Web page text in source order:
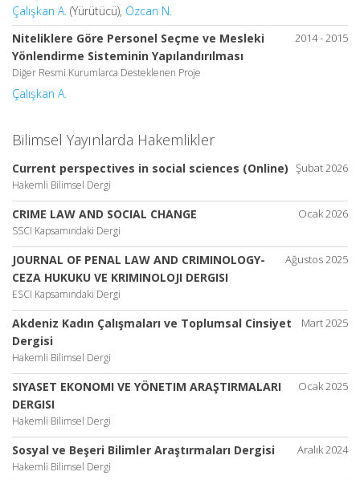
Çalışkan A. (Yürütücü), Özcan N.
2014 - 2015
Niteliklere Göre Personel Seçme ve Mesleki
Yönlendirme Sisteminin Yapılandırılması
Diğer Resmi Kurumlarca Desteklenen Proje
Çalışkan A.
Bilimsel Yayınlarda Hakemlikler
Şubat 2026
Current perspectives in social sciences (Online)
Hakemli Bilimsel Dergi
Ocak 2026
CRIME LAW AND SOCIAL CHANGE
SSCI Kapsamındaki Dergi
Ağustos 2025
JOURNAL OF PENAL LAW AND CRIMINOLOGY-
CEZA HUKUKU VE KRIMINOLOJI DERGISI
ESCI Kapsamındaki Dergi
Mart 2025
Akdeniz Kadın Çalışmaları ve Toplumsal Cinsiyet
Dergisi
Hakemli Bilimsel Dergi
Ocak 2025
SIYASET EKONOMI VE YÖNETIM ARAŞTIRMALARI
DERGISI
Hakemli Bilimsel Dergi
Aralık 2024
Sosyal ve Beşeri Bilimler Araştırmaları Dergisi
Hakemli Bilimsel Dergi